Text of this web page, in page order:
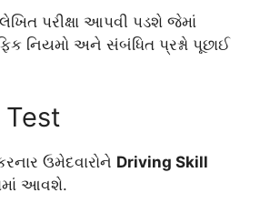
પરીક્ષા આપવી પડશે જેમાં
નિયમો અને સંબંધિત પ્રશ્નો પૂછાઈ
ઉમેદવારોને Driving Skill
આવશે.